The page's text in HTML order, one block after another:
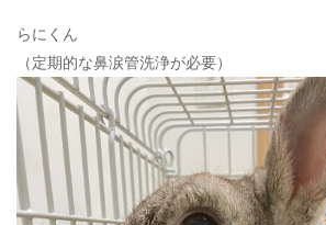
らにくん
（定期的な鼻涙管洗浄が必要）